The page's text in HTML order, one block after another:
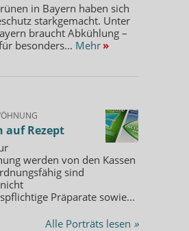
in Bayern haben sich
starkgemacht. Unter
braucht Abkühlung –
besonders... Mehr »
auf Rezept
werden von den Kassen
sind
Präparate sowie...
Alle Porträts lesen »